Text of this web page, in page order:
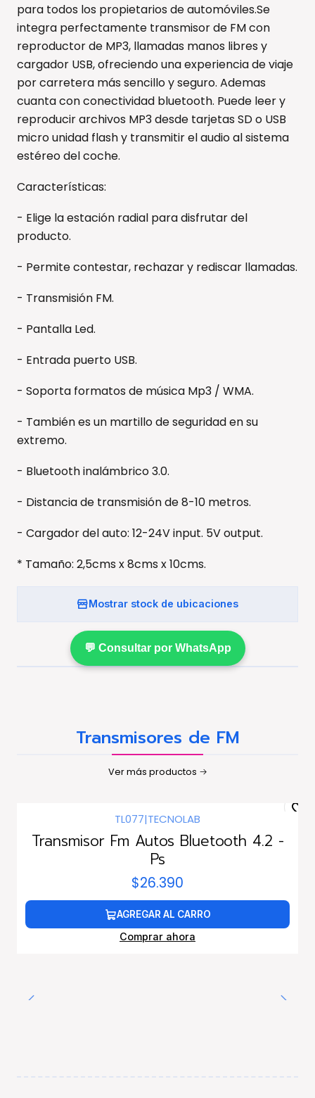
para todos los propietarios de automóviles.Se
integra perfectamente transmisor de FM con
reproductor de MP3, llamadas manos libres y
cargador USB, ofreciendo una experiencia de viaje
por carretera más sencillo y seguro. Ademas
cuanta con conectividad bluetooth. Puede leer y
reproducir archivos MP3 desde tarjetas SD o USB
micro unidad flash y transmitir el audio al sistema
estéreo del coche.
Características:
- Elige la estación radial para disfrutar del
producto.
- Permite contestar, rechazar y rediscar llamadas.
- Transmisión FM.
- Pantalla Led.
- Entrada puerto USB.
- Soporta formatos de música Mp3 / WMA.
- También es un martillo de seguridad en su
extremo.
- Bluetooth inalámbrico 3.0.
- Distancia de transmisión de 8-10 metros.
- Cargador del auto: 12-24V input. 5V output.
* Tamaño: 2,5cms x 8cms x 10cms.
Mostrar stock de ubicaciones
💬 Consultar por WhatsApp
Transmisores de FM
Ver más productos
TL077|TECNOLAB
Transmisor Fm Autos Bluetooth 4.2 -
Ps
$26.390
AGREGAR AL CARRO
Comprar ahora